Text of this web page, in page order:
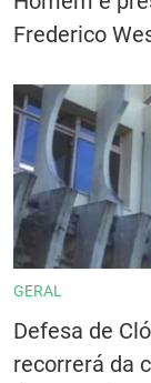
Frederico
GERAL
Defesa de
recorrerá da